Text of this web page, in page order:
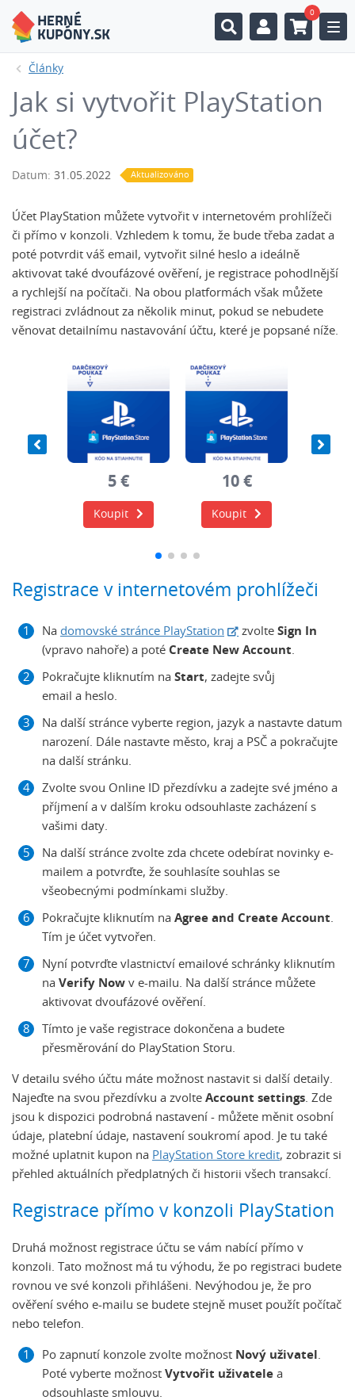
0
Články
Jak si vytvořit PlayStation
účet?
Datum: 31.05.2022 Aktualizováno
Účet PlayStation můžete vytvořit v internetovém prohlížeči
či přímo v konzoli. Vzhledem k tomu, že bude třeba zadat a
poté potvrdit váš email, vytvořit silné heslo a ideálně
aktivovat také dvoufázové ověření, je registrace pohodlnější
a rychlejší na počítači. Na obou platformách však můžete
registraci zvládnout za několik minut, pokud se nebudete
věnovat detailnímu nastavování účtu, které je popsané níže.
5 €
Koupit
10 €
Koupit
Registrace v internetovém prohlížeči
Na domovské stránce PlayStation zvolteSign In
(vpravo nahoře) a poté Create New Account.
Pokračujte kliknutím na Start, zadejte svůj
email a heslo.
Na další stránce vyberte region, jazyk a nastavte datum
narození. Dále nastavte město, kraj a PSČ a pokračujte
na další stránku.
Zvolte svou Online ID přezdívku a zadejte své jméno a
příjmení a v dalším kroku odsouhlaste zacházení s
vašimi daty.
Na další stránce zvolte zda chcete odebírat novinky e-
mailem a potvrďte, že souhlasíte souhlas se
všeobecnými podmínkami služby.
Pokračujte kliknutím na Agree and Create Account.
Tím je účet vytvořen.
Nyní potvrďte vlastnictví emailové schránky kliknutím
na Verify Now v e-mailu. Na další stránce můžete
aktivovat dvoufázové ověření.
Tímto je vaše registrace dokončena a budete
přesměrování do PlayStation Storu.
V detailu svého účtu máte možnost nastavit si další detaily.
Najeďte na svou přezdívku a zvolte Account settings. Zde
jsou k dispozici podrobná nastavení - můžete měnit osobní
údaje, platební údaje, nastavení soukromí apod. Je tu také
možné uplatnit kupon na PlayStation Store kredit, zobrazit si
přehled aktuálních předplatných či historii všech transakcí.
Registrace přímo v konzoli PlayStation
Druhá možnost registrace účtu se vám nabící přímo v
konzoli. Tato možnost má tu výhodu, že po registraci budete
rovnou ve své konzoli přihlášeni. Nevýhodou je, že pro
ověření svého e-mailu se budete stejně muset použít počítač
nebo telefon.
Po zapnutí konzole zvolte možnost Nový uživatel .
Poté vyberte možnost Vytvořit uživatele a
odsouhlaste smlouvu.